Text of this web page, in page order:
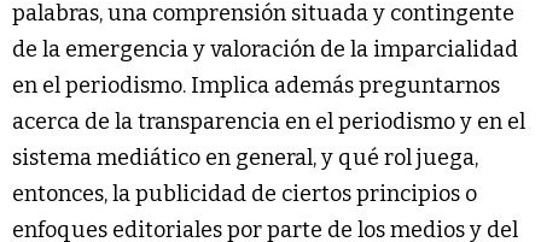
palabras, una comprensión situada y contingente
de la emergencia y valoración de la imparcialidad
en el periodismo. Implica además preguntarnos
acerca de la transparencia en el periodismo y en el
sistema mediático en general, y qué rol juega,
entonces, la publicidad de ciertos principios o
enfoques editoriales por parte de los medios y del